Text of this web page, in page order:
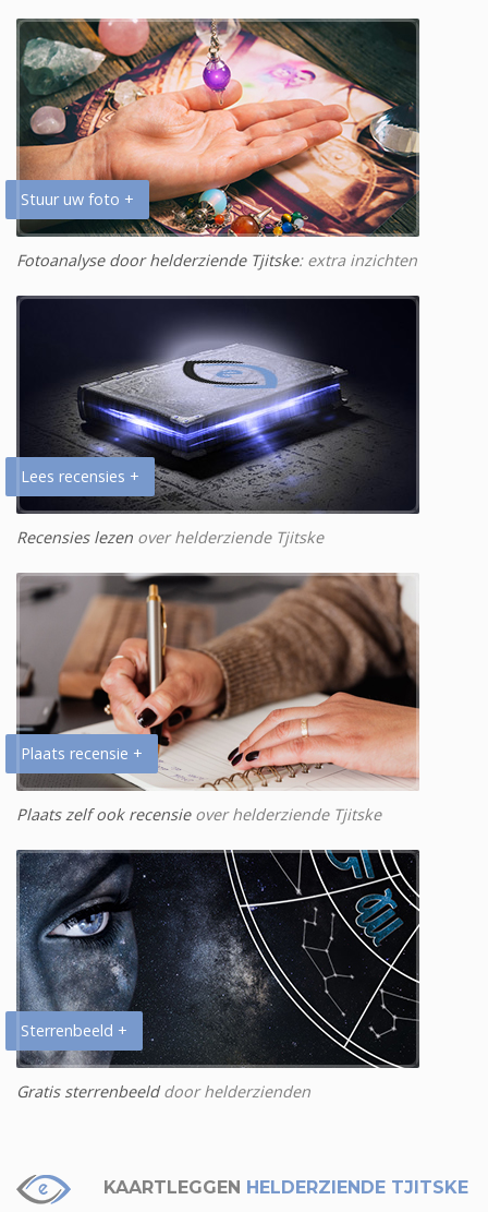
Stuur uw foto +
Fotoanalyse door helderziende Tjitske: extra inzichten
Lees recensies +
Recensies lezen over helderziende Tjitske
Plaats recensie +
Plaats zelf ook recensieover helderziende Tjitske
Sterrenbeeld +
Gratis sterrenbeelddoor helderzienden
KAARTLEGGEN HELDERZIENDE TJITSKE